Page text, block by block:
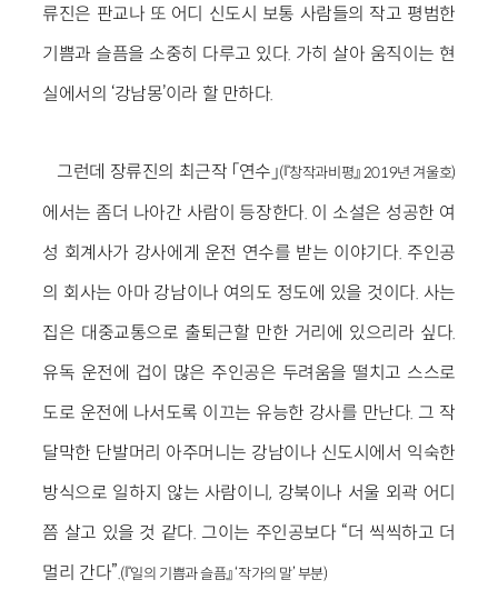
류진은 판교나 또 어디 신도시 보통 사람들의 작고 평범한
기쁨과 슬픔을 소중히 다루고 있다. 가히 살아 움직이는 현
실에서의 ‘강남몽’이라 할 만하다.
그런데 장류진의 최근작 「연수」(『창작과비평』 2019년 겨울호)
에서는 좀더 나아간 사람이 등장한다. 이 소설은 성공한 여
성 회계사가 강사에게 운전 연수를 받는 이야기다. 주인공
의 회사는 아마 강남이나 여의도 정도에 있을 것이다. 사는
집은 대중교통으로 출퇴근할 만한 거리에 있으리라 싶다.
유독 운전에 겁이 많은 주인공은 두려움을 떨치고 스스로
도로 운전에 나서도록 이끄는 유능한 강사를 만난다. 그 작
달막한 단발머리 아주머니는 강남이나 신도시에서 익숙한
방식으로 일하지 않는 사람이니, 강북이나 서울 외곽 어디
쯤 살고 있을 것 같다. 그이는 주인공보다 “더 씩씩하고 더
멀리 간다”.(『일의 기쁨과 슬픔』 ‘작가의 말’ 부분)